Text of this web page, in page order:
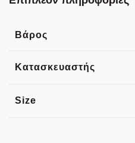
Βάρος
Κατασκευαστής
Size